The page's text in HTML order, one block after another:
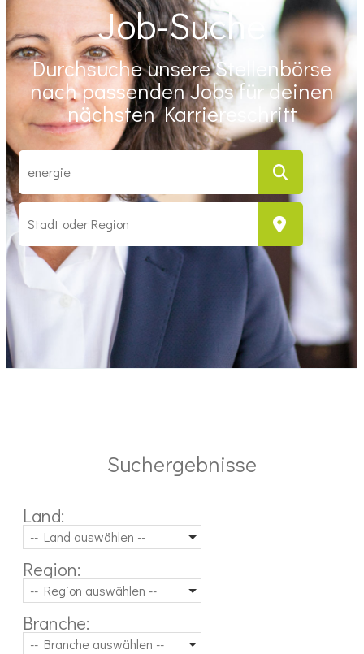
Job-Suche
Durchsuche unsere Stellenbörse
nach passenden Jobs für deinen
nächsten Karriereschritt
Suchergebnisse
Land:
-- Land auswählen --
Region:
-- Region auswählen --
Branche:
-- Branche auswählen --